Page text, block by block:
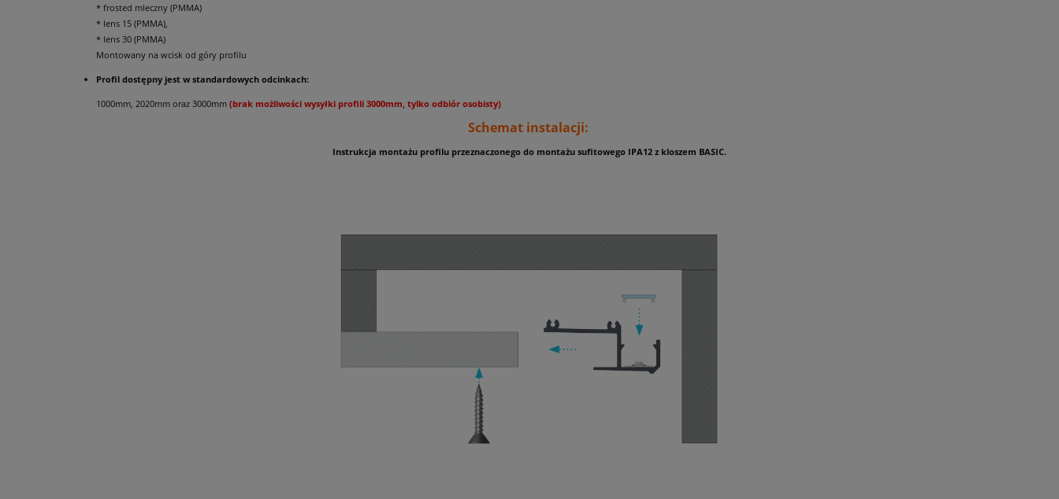
* frosted mleczny (PMMA)
* lens 15 (PMMA),
* lens 30 (PMMA)
Montowany na wcisk od góry profilu
Profil dostępny jest w standardowych odcinkach:
1000mm, 2020mm oraz 3000mm (brak możliwości wysyłki profili 3000mm, tylko odbiór osobisty)
Schemat instalacji:
Instrukcja montażu profilu przeznaczonego do montażu sufitowego IPA12 z kloszem BASIC.